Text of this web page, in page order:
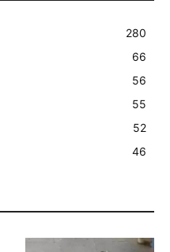
280
66
56
55
52
46